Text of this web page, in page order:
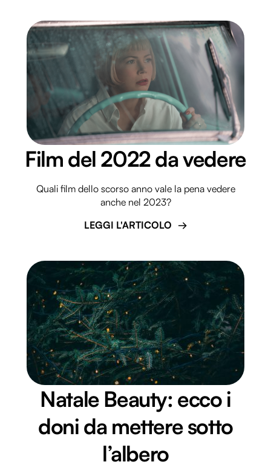
Film del 2022 da vedere
Quali film dello scorso anno vale la pena vedere
anche nel 2023?
LEGGI L'ARTICOLO
Natale Beauty: ecco i
doni da mettere sotto
l’albero